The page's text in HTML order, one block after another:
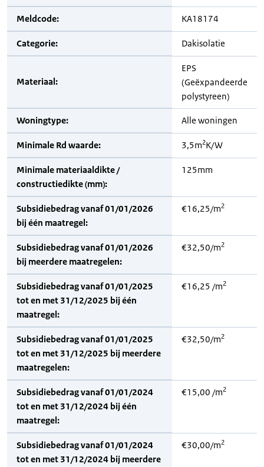
Meldcode: KA18174
Categorie: Dakisolatie
Materiaal:
EPS
(Geëxpandeerde
polystyreen)
Woningtype: Alle woningen
Minimale Rd waarde: 3,5m2K/W
Minimale materiaaldikte /
constructiedikte (mm):
125mm
Subsidiebedrag vanaf 01/01/2026
bij één maatregel:
€16,25/m2
Subsidiebedrag vanaf 01/01/2026
bij meerdere maatregelen:
€32,50/m2
Subsidiebedrag vanaf 01/01/2025
tot en met 31/12/2025 bij één
maatregel:
€16,25 /m2
Subsidiebedrag vanaf 01/01/2025
tot en met 31/12/2025 bij meerdere
maatregelen:
€32,50/m2
Subsidiebedrag vanaf 01/01/2024
tot en met 31/12/2024 bij één
maatregel:
€15,00 /m2
Subsidiebedrag vanaf 01/01/2024
tot en met 31/12/2024 bij meerdere
€30,00/m2